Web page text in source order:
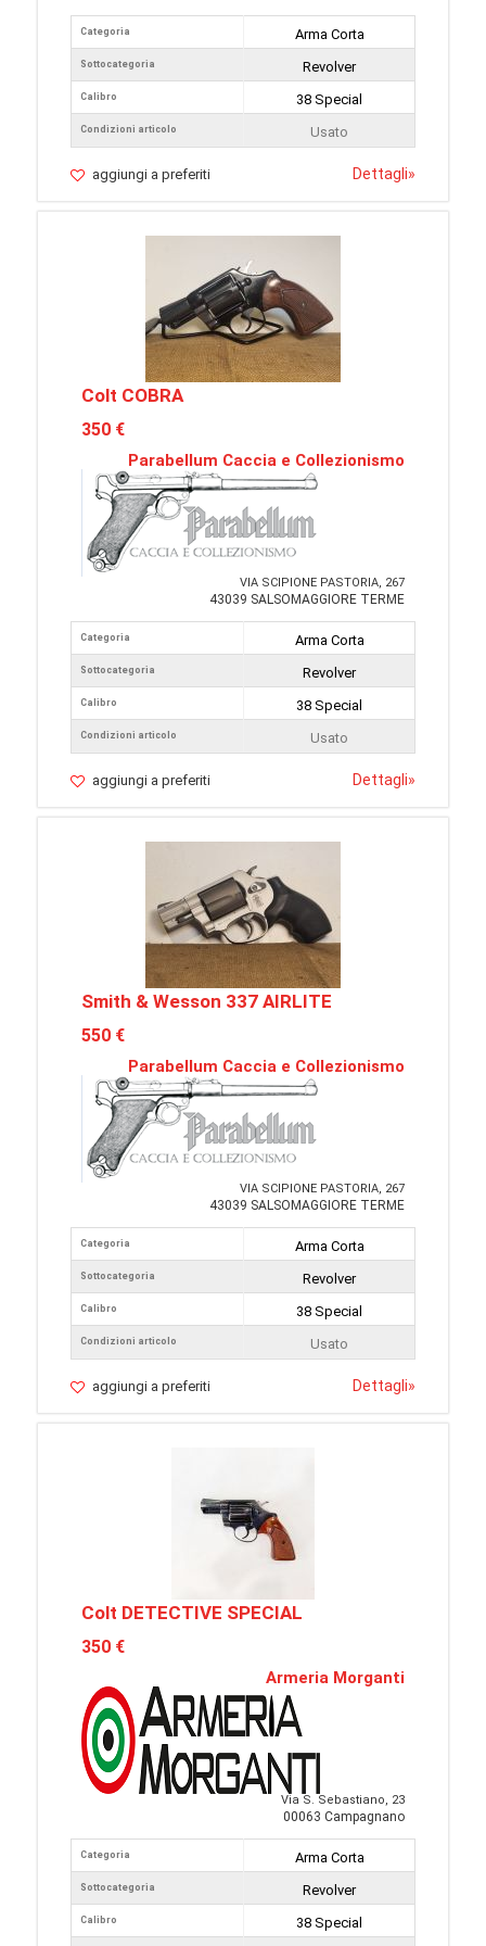
Categoria
Sottocategoria
Calibro
Condizioni articolo
Arma Corta
Revolver
38 Special
Usato
aggiungi a preferiti Dettagli»
Colt COBRA
350 €
Parabellum Caccia e Collezionismo
VIA SCIPIONE PASTORIA, 267
43039 SALSOMAGGIORE TERME
Categoria
Sottocategoria
Calibro
Condizioni articolo
Arma Corta
Revolver
38 Special
Usato
aggiungi a preferiti Dettagli»
Smith & Wesson 337 AIRLITE
550 €
Parabellum Caccia e Collezionismo
VIA SCIPIONE PASTORIA, 267
43039 SALSOMAGGIORE TERME
Categoria
Sottocategoria
Calibro
Condizioni articolo
Arma Corta
Revolver
38 Special
Usato
aggiungi a preferiti Dettagli»
Colt DETECTIVE SPECIAL
350 €
Armeria Morganti
Via S. Sebastiano, 23
00063 Campagnano
Categoria
Sottocategoria
Calibro
Arma Corta
Revolver
38 Special